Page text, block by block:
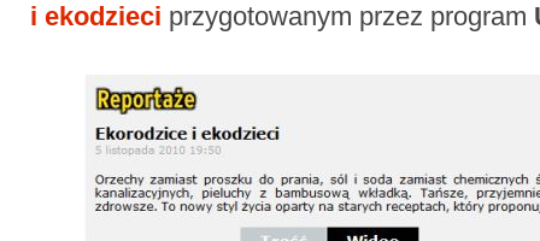
i ekodzieci przygotowanym przez program